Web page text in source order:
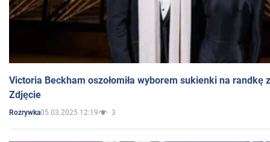
Victoria Beckham oszołomiła wyborem sukienki na randkę
Zdjęcie
Rozrywka05.03.2025 12:19 3